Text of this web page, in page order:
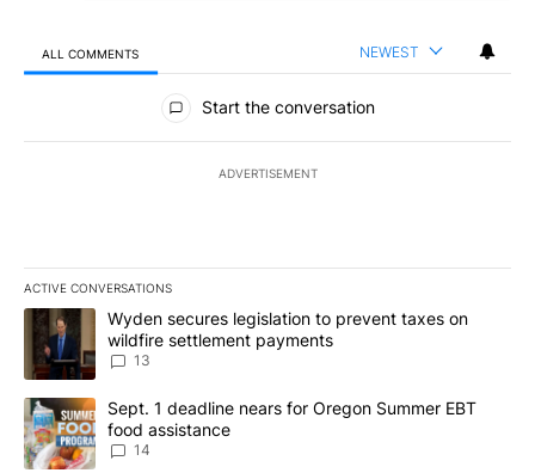
ALL COMMENTS NEWEST
All Comments
Start the conversation
ADVERTISEMENT
ACTIVE CONVERSATIONS
The following is a list of the most commented articles in the last
A trending article titled "Wyden secures legislation to prevent
Wyden secures legislation to prevent taxes on
wildfire settlement payments
13
A trending article titled "Sept. 1 deadline nears for Oregon
Sept. 1 deadline nears for Oregon Summer EBT
food assistance
14